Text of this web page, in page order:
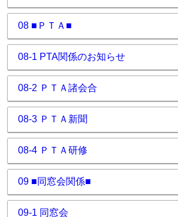
08 ■ＰＴＡ■
08-1 PTA関係のお知らせ
08-2 ＰＴＡ諸会合
08-3 ＰＴＡ新聞
08-4 ＰＴＡ研修
09 ■同窓会関係■
09-1 同窓会